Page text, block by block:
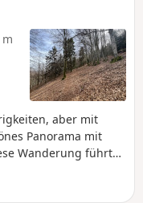
m
aber mit
Panorama mit
Wanderung führt
des Sudel, des